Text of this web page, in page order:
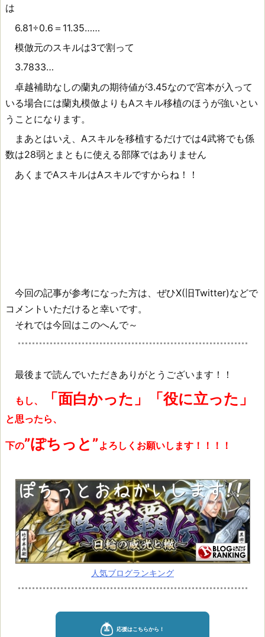
は
6.81÷0.6＝11.35……
模倣元のスキルは3で割って
3.7833…
卓越補助なしの蘭丸の期待値が3.45なので宮本が入って
いる場合には蘭丸模倣よりもAスキル移植のほうが強いとい
うことになります。
まあとはいえ、Aスキルを移植するだけでは4武将でも係
数は28弱とまともに使える部隊ではありません
あくまでAスキルはAスキルですからね！！
今回の記事が参考になった方は、ぜひX(旧Twitter)などで
コメントいただけると幸いです。
それでは今回はこのへんで～
最後まで読んでいただきありがとうございます！！
もし、 「面白かった」「役に立った」
と思ったら、
下の”ぽちっと”よろしくお願いします！！！！
人気ブログランキング